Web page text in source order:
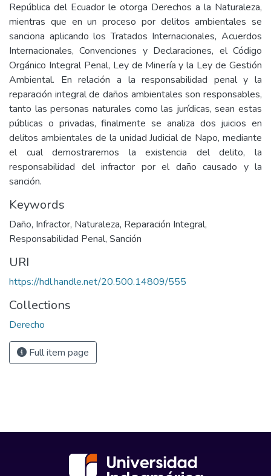
República del Ecuador le otorga Derechos a la Naturaleza,
mientras que en un proceso por delitos ambientales se
sanciona aplicando los Tratados Internacionales, Acuerdos
Internacionales, Convenciones y Declaraciones, el Código
Orgánico Integral Penal, Ley de Minería y la Ley de Gestión
Ambiental. En relación a la responsabilidad penal y la
reparación integral de daños ambientales son responsables,
tanto las personas naturales como las jurídicas, sean estas
públicas o privadas, finalmente se analiza dos juicios en
delitos ambientales de la unidad Judicial de Napo, mediante
el cual demostraremos la existencia del delito, la
responsabilidad del infractor por el daño causado y la
sanción.
Keywords
Daño, Infractor, Naturaleza, Reparación Integral,
Responsabilidad Penal, Sanción
URI
https://hdl.handle.net/20.500.14809/555
Collections
Derecho
Full item page